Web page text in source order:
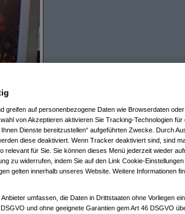
greifen auf personenbezogene Daten wie Browserdaten
von Akzeptieren aktivieren Sie Tracking-Technologien für
Dienste bereitzustellen“ aufgeführten Zwecke. Durch
diese deaktiviert. Wenn Tracker deaktiviert sind, sind
relevant für Sie. Sie können dieses Menü jederzeit wieder
zu widerrufen, indem Sie auf den Link Cookie-
gelten innerhalb unseres Website. Weitere Informationen
umfassen, die Daten in Drittstaaten ohne Vorliegen
und ohne geeignete Garantien gem Art 46 DSGVO